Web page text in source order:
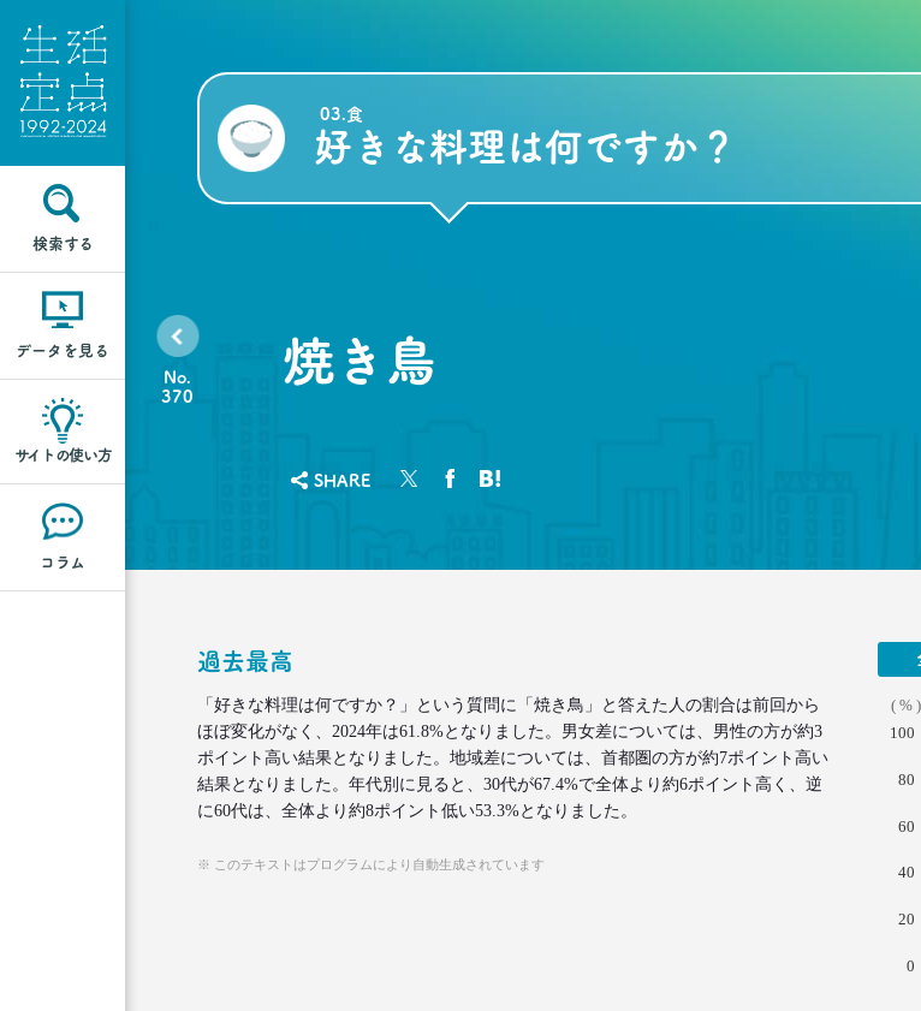
検索する
データを見る
サイトの使い方
コラム
03.食
好きな料理は何ですか？
焼き鳥
SHARE
No.
370
( % )
0
20
40
60
80
100
過去最高
「好きな料理は何ですか？」という質問に「焼き鳥」と答えた人の割合は前回から
ほぼ変化がなく、2024年は61.8%となりました。男女差については、男性の方が約3
ポイント高い結果となりました。地域差については、首都圏の方が約7ポイント高い
結果となりました。年代別に見ると、30代が67.4%で全体より約6ポイント高く、逆
に60代は、全体より約8ポイント低い53.3%となりました。
※ このテキストはプログラムにより自動生成されています